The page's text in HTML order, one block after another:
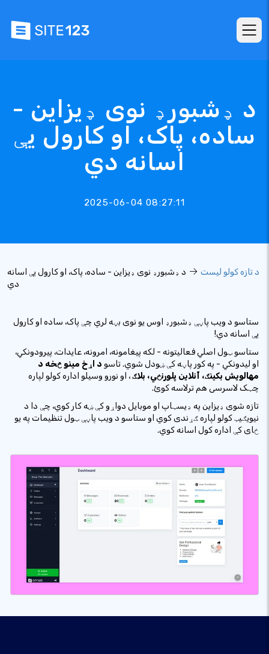
د ډشبورډ نوی ډیزاین -
ساده، پاک، او کارول یې
اسانه دي
2025-06-04 08:27:11
د تازه کولو لیست
د ډشبورډ نوی ډیزاین - ساده، پاک، او کارول یې اسانه
دي
ستاسو د ویب پاڼې ډشبورډ اوس یو نوی بڼه لري چې پاک، ساده او کارول
یې اسانه دي!
ستاسو ټول اصلي فعالیتونه - لکه پیغامونه، امرونه، عایدات، پیرودونکي،
او لیدونکي - په کور پاڼه کې ښودل شوي. تاسو د اړخ مینو څخه د
مهالویش بکینګ، آنلاین پلورنځي، بلاګ، او نورو وسیلو اداره کولو لپاره
چټک لاسرسی هم ترلاسه کوئ.
تازه شوی ډیزاین په ډیسټاپ او موبایل دواړو کې ښه کار کوي، چې دا د
نیویګیټ کولو لپاره ګړندی کوي او ستاسو د ویب پاڼې ټول تنظیمات په یو
ځای کې اداره کول اسانه کوي.